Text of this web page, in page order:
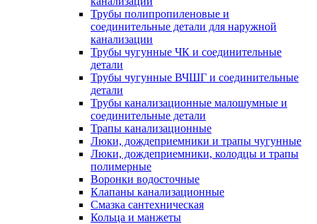
Трубы полипропиленовые и
соединительные детали для наружной
канализации
Трубы чугунные ЧК и соединительные
детали
Трубы чугунные ВЧШГ и соединительные
детали
Трубы канализационные малошумные и
соединительные детали
Трапы канализационные
Люки, дождеприемники и трапы чугунные
Люки, дождеприемники, колодцы и трапы
полимерные
Воронки водосточные
Клапаны канализационные
Смазка сантехническая
Кольца и манжеты